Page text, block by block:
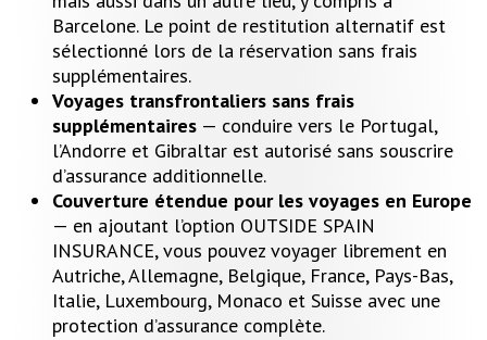
Barcelone. Le point de restitution alternatif est
sélectionné lors de la réservation sans frais
supplémentaires.
Voyages transfrontaliers sans frais
supplémentaires — conduire vers le Portugal,
l’Andorre et Gibraltar est autorisé sans souscrire
d’assurance additionnelle.
Couverture étendue pour les voyages en Europe
— en ajoutant l’option OUTSIDE SPAIN
INSURANCE, vous pouvez voyager librement en
Autriche, Allemagne, Belgique, France, Pays-Bas,
Italie, Luxembourg, Monaco et Suisse avec une
protection d’assurance complète.